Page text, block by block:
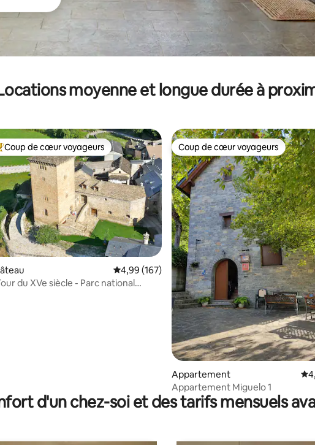
moyenne et longue durée à
sur la base de 110 commentaires : 4,93 sur 5
de cœur voyageurs les plus appréciés
Coup de cœur voyageurs
Évaluation moyenne sur la base de 167
4,99 (167)
du XVe siècle - Parc national
Coup de cœur voyageurs
Coup de cœur voyageurs
Appartement
Appartement Miguelo 1
d'un chez-soi et des tarifs mensuels